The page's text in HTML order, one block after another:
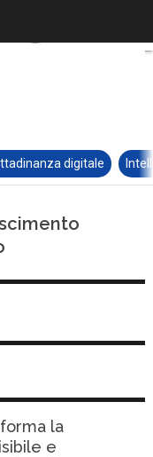
digitale
la
e